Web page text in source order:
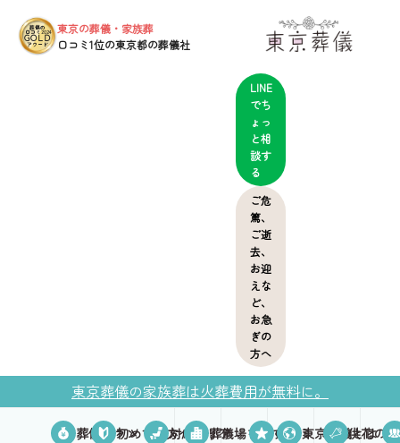
葬儀の
口コミ2024
GOLD
アワード
東京の葬儀・家族葬
口コミ1位の東京都の葬儀社
LINE
でち
ょっ
と相
談す
る
ご危
篤、
ご逝
去、
お迎
えな
ど、
お急
ぎの
方へ
東京葬儀の家族葬は火葬費用が無料に。
葬儀プラン初めての方へ対応エリア葬儀場を探す口コミ東京葬儀とは
供花の